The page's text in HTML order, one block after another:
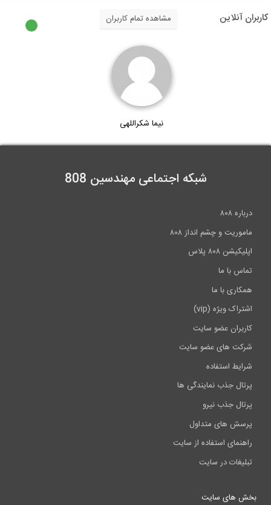
وبینار انجمن بتن ایران با موضوع بررسي...
مهندس سازه کیست؟
کاربران آنلاین مشاهده تمام کاربران
نیما شکراللهی
شبکه اجتماعی مهندسین 808
درباره ۸۰۸
ماموریت و چشم انداز ۸۰۸
اپلیکیشن ۸۰۸ پلاس
تماس با ما
همکاری با ما
اشتراک ویژه (vip)
کاربران عضو سایت
شرکت های عضو سایت
شرایط استفاده
پرتال جذب نمایندگی ها
پرتال جذب نیرو
پرسش های متداول
راهنمای استفاده از سایت
تبلیغات در سایت
بخش های سایت